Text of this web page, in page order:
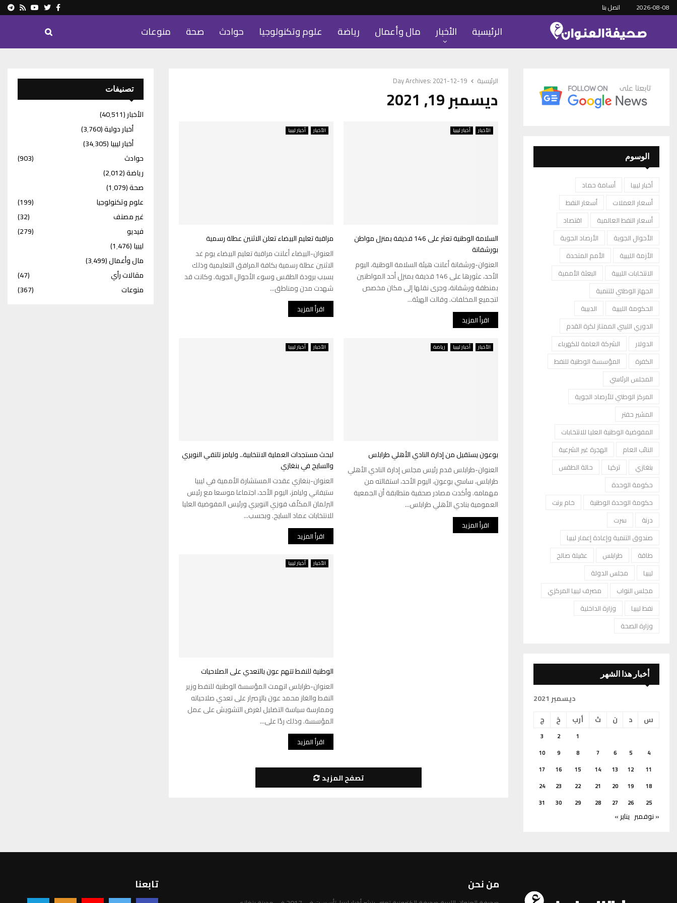
2026-08-08 اتصل بنا Facebook
Twitter
Youtube
Rss
الرئيسية الأخبار مال وأعمال رياضة علوم وتكنولوجيا حوادث صحة منوعات
الرئيسية Day Archives: 2021-12-19
ديسمبر 19, 2021
الأخبار أخبار ليبيا
مراقبة تعليم البيضاء تعلن الاثنين عطلة رسمية
العنوان-البيضاء أعلنت مراقبة تعليم البيضاء يوم غد
الاثنين عطلة رسمية بكافة المرافق التعليمية وذلك
بسبب برودة الطقس وسوء الأحوال الجوية. وكانت قد
شهدت مدن ومناطق...
اقرأ المزيد
الأخبار أخبار ليبيا
السلامة الوطنية تعثر على 146 قذيفة بمنزل مواطن
بورشفانة
العنوان-ورشفانة أعلنت هيئة السلامة الوطنية، اليوم
الأحد، عثورها على 146 قذيفة بمنزل أحد المواطنين
بمنطقة ورشفانة، وجرى نقلها إلى مكان مخصص
لتجميع المخلفات. وقالت الهيئة...
اقرأ المزيد
الأخبار أخبار ليبيا
لبحث مستجدات العملية الانتخابية.. وليامز تلتقي النويري
والسايح في بنغازي
العنوان-بنغازي عقدت المستشارة الأممية في ليبيا
ستيفاني وليامز، اليوم الأحد، اجتماعا موسعا مع رئيس
البرلمان المكلّف فوزي النويري ورئيس المفوضية العليا
للانتخابات عماد السايح. وبحسب...
اقرأ المزيد
الأخبار أخبار ليبيا رياضة
بوعون يستقيل من إدارة النادي الأهلي طرابلس
العنوان-طرابلس قدم رئيس مجلس إدارة النادي الأهلي
طرابلس، ساسي بوعون، اليوم الأحد، استقالته من
مهمامه. وأكدت مصادر صحفية متطابقة أن الجمعية
العمومية بنادي الأهلي طرابلس...
اقرأ المزيد
الأخبار أخبار ليبيا
الوطنية للنفط تتهم عون بالتعدي على الصلاحيات
العنوان-طرابلس اتهمت المؤسسة الوطنية للنفط وزير
النفط والغاز محمد عون بالإصرار على تعدي صلاحياته
وممارسة سياسة التضليل لغرض التشويش على عمل
المؤسسة. وذلك ردًا على...
اقرأ المزيد
تصفح المزيد
الوسوم
أخبار ليبيا
أسامة حماد
أسعار العملات
أسعار النفط
أسعار النفط العالمية
اقتصاد
الأحوال الجوية
الأرصاد الجوية
الأزمة الليبية
الأمم المتحدة
الانتخابات الليبية
البعثة الأممية
الجهاز الوطني للتنمية
الحكومة الليبية
الدبيبة
الدوري الليبي الممتاز لكرة القدم
الدولار
الشركة العامة للكهرباء
الكفرة
المؤسسة الوطنية للنفط
المجلس الرئاسي
المركز الوطني للأرصاد الجوية
المشير حفتر
المفوضية الوطنية العليا للانتخابات
النائب العام
الهجرة غير الشرعية
بنغازي
تركيا
حالة الطقس
حكومة الوحدة
حكومة الوحدة الوطنية
خام برنت
درنة
سرت
صندوق التنمية وإعادة إعمار ليبيا
طاقة
طرابلس
عقيلة صالح
ليبيا
مجلس الدولة
مجلس النواب
مصرف ليبيا المركزي
نفط ليبيا
وزارة الداخلية
وزارة الصحة
أخبار هذا الشهر
ديسمبر 2021
س
د ن ث أرب خ ج
1
2
3
4
5
6
7
8
9
10
11
12
13
14
15
16
17
18
19
20
21
22
23
24
25
26
27
28
29
30
31
« نوفمبر يناير »
تصنيفات
الأخبار(40٬511)
أخبار دولية(3٬760)
أخبار ليبيا(34٬305)
حوادث
(903)
رياضة(2٬012)
صحة(1٬079)
علوم وتكنولوجيا
(199)
غير مصنف
(32)
فيديو
(279)
ليبيا(1٬476)
مال وأعمال(3٬499)
مقالات رأي
(47)
منوعات
(367)
من نحن تابعنا